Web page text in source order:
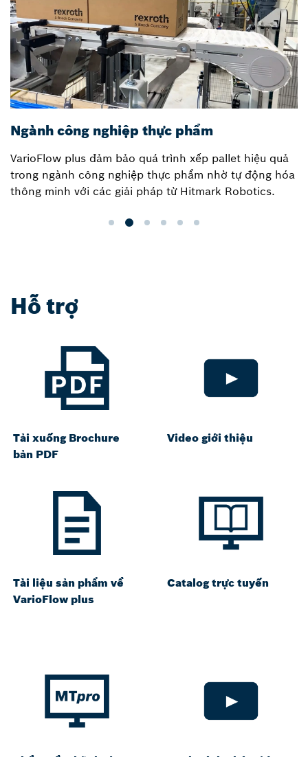
Ngành công nghiệp thực phẩm
VarioFlow plus đảm bảo quá trình xếp pallet hiệu quả
trong ngành công nghiệp thực phẩm nhờ tự động hóa
thông minh với các giải pháp từ Hitmark Robotics.
Hỗ trợ
Tải xuống Brochure
bản PDF
Video giới thiệu
Tài liệu sản phẩm về
VarioFlow plus
Catalog trực tuyến